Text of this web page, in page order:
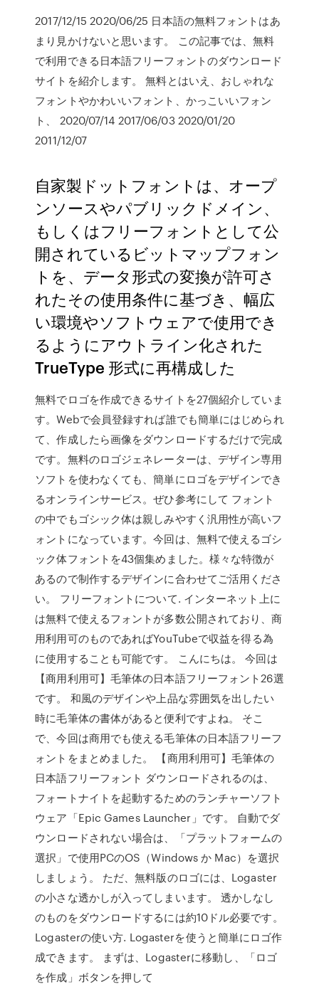
2017/12/15 2020/06/25 日本語の無料フォントはあ
まり見かけないと思います。 この記事では、無料
で利用できる日本語フリーフォントのダウンロード
サイトを紹介します。 無料とはいえ、おしゃれな
フォントやかわいいフォント、かっこいいフォン
ト、 2020/07/14 2017/06/03 2020/01/20
2011/12/07
自家製ドットフォントは、オープ
ンソースやパブリックドメイン、
もしくはフリーフォントとして公
開されているビットマップフォン
トを、データ形式の変換が許可さ
れたその使用条件に基づき、幅広
い環境やソフトウェアで使用でき
るようにアウトライン化された
TrueType 形式に再構成した
無料でロゴを作成できるサイトを27個紹介していま
す。Webで会員登録すれば誰でも簡単にはじめられ
て、作成したら画像をダウンロードするだけで完成
です。無料のロゴジェネレーターは、デザイン専用
ソフトを使わなくても、簡単にロゴをデザインでき
るオンラインサービス。ぜひ参考にして フォント
の中でもゴシック体は親しみやすく汎用性が高いフ
ォントになっています。今回は、無料で使えるゴシ
ック体フォントを43個集めました。様々な特徴が
あるので制作するデザインに合わせてご活用くださ
い。 フリーフォントについて. インターネット上に
は無料で使えるフォントが多数公開されており、商
用利用可のものであればYouTubeで収益を得る為
に使用することも可能です。 こんにちは。 今回は
【商用利用可】毛筆体の日本語フリーフォント26選
です。 和風のデザインや上品な雰囲気を出したい
時に毛筆体の書体があると便利ですよね。 そこ
で、今回は商用でも使える毛筆体の日本語フリーフ
ォントをまとめました。 【商用利用可】毛筆体の
日本語フリーフォント ダウンロードされるのは、
フォートナイトを起動するためのランチャーソフト
ウェア「Epic Games Launcher」です。 自動でダ
ウンロードされない場合は、「プラットフォームの
選択」で使用PCのOS（Windows か Mac）を選択
しましょう。 ただ、無料版のロゴには、Logaster
の小さな透かしが入ってしまいます。 透かしなし
のものをダウンロードするには約10ドル必要です。
Logasterの使い方. Logasterを使うと簡単にロゴ作
成できます。 まずは、Logasterに移動し、「ロゴ
を作成」ボタンを押して